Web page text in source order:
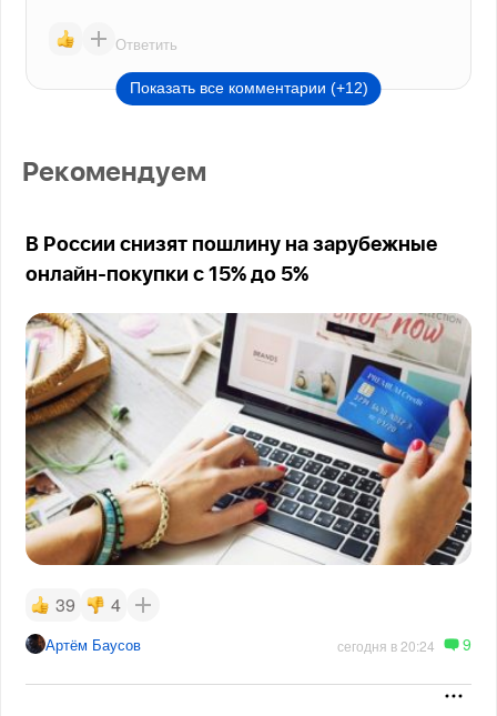
Ответить
Показать все комментарии (+12)
Рекомендуем
В России снизят пошлину на зарубежные
онлайн-покупки с 15% до 5%
39 4
Артём Баусов сегодня в 20:24 9